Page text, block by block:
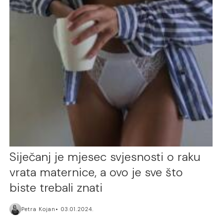
Siječanj je mjesec svjesnosti o raku
vrata maternice, a ovo je sve što
biste trebali znati
Petra Kojan 03.01.2024.